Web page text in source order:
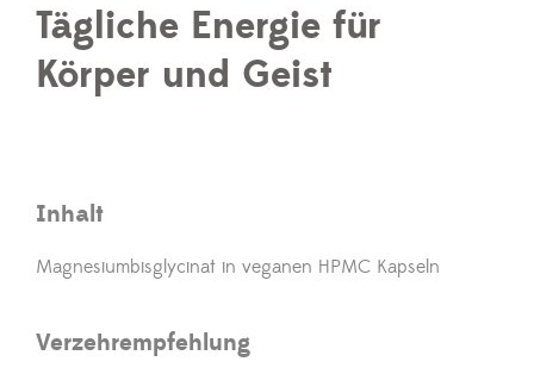
Tägliche Energie für
Körper und Geist
Inhalt
Magnesiumbisglycinat in veganen HPMC Kapseln
Verzehrempfehlung